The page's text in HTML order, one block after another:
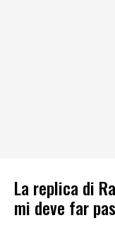
La replica di
mi deve far